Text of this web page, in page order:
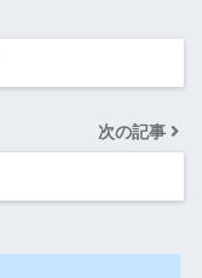
次の記事